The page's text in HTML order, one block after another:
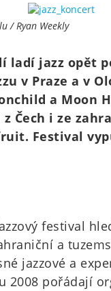
/ Ryan Weekly
ladí jazz opět
v Praze a v
a Moon
Čech i ze
Festival
festival
a
jazzové a
2008 pořádají